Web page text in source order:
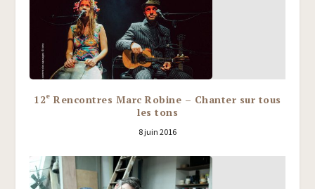
12e Rencontres Marc Robine – Chanter sur tous
les tons
8 juin 2016